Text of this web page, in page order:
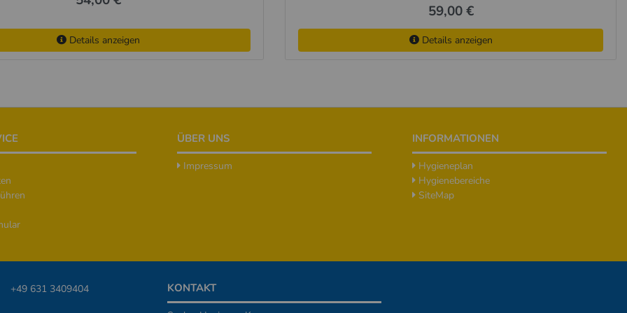
Details anzeigen
59,00 €
Details anzeigen
ÜBER UNS
Impressum
INFORMATIONEN
Hygieneplan
Hygienebereiche
SiteMap
+49 631 3409404 KONTAKT